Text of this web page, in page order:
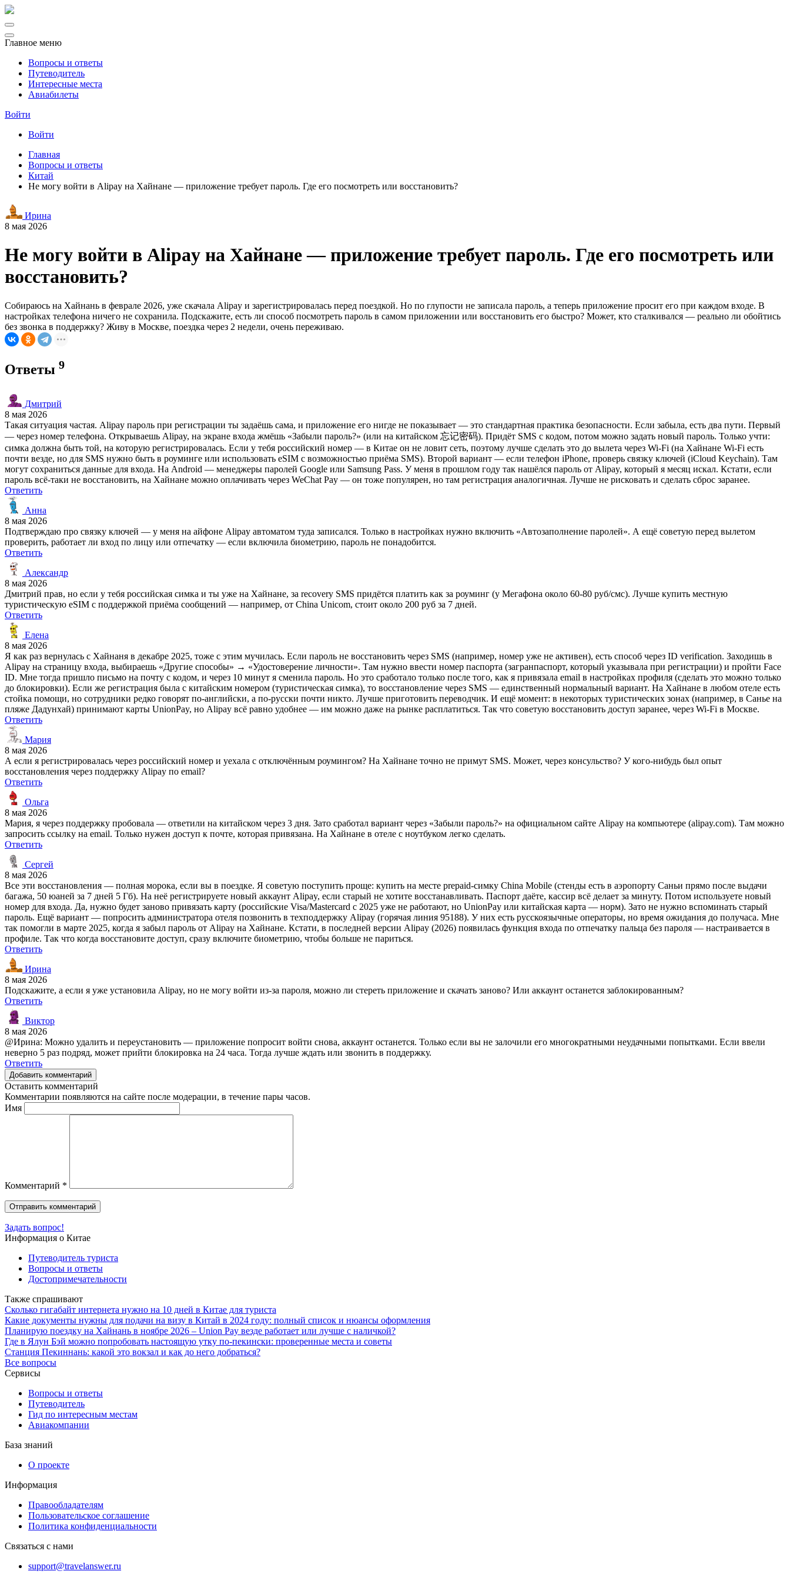
Главное меню
Вопросы и ответы
Путеводитель
Интересные места
Авиабилеты
Войти
Войти
Главная
Вопросы и ответы
Китай
Не могу войти в Alipay на Хайнане — приложение требует пароль. Где его посмотреть или восстановить?
Ирина
8 мая 2026
Не могу войти в Alipay на Хайнане — приложение требует пароль. Где его посмотреть или
восстановить?
Собираюсь на Хайнань в феврале 2026, уже скачала Alipay и зарегистрировалась перед поездкой. Но по глупости не записала пароль, а теперь приложение просит его при каждом входе. В
настройках телефона ничего не сохранила. Подскажите, есть ли способ посмотреть пароль в самом приложении или восстановить его быстро? Может, кто сталкивался — реально ли обойтись
без звонка в поддержку? Живу в Москве, поездка через 2 недели, очень переживаю.
Ответы 9
Дмитрий
8 мая 2026
Такая ситуация частая. Alipay пароль при регистрации ты задаёшь сама, и приложение его нигде не показывает — это стандартная практика безопасности. Если забыла, есть два пути. Первый
— через номер телефона. Открываешь Alipay, на экране входа жмёшь «Забыли пароль?» (или на китайском 忘记密码). Придёт SMS с кодом, потом можно задать новый пароль. Только учти:
симка должна быть той, на которую регистрировалась. Если у тебя российский номер — в Китае он не ловит сеть, поэтому лучше сделать это до вылета через Wi-Fi (на Хайнане Wi-Fi есть
почти везде, но для SMS нужно быть в роуминге или использовать eSIM с возможностью приёма SMS). Второй вариант — если телефон iPhone, проверь связку ключей (iCloud Keychain). Там
могут сохраниться данные для входа. На Android — менеджеры паролей Google или Samsung Pass. У меня в прошлом году так нашёлся пароль от Alipay, который я месяц искал. Кстати, если
пароль всё-таки не восстановить, на Хайнане можно оплачивать через WeChat Pay — он тоже популярен, но там регистрация аналогичная. Лучше не рисковать и сделать сброс заранее.
Ответить
Анна
8 мая 2026
Подтверждаю про связку ключей — у меня на айфоне Alipay автоматом туда записался. Только в настройках нужно включить «Автозаполнение паролей». А ещё советую перед вылетом
проверить, работает ли вход по лицу или отпечатку — если включила биометрию, пароль не понадобится.
Ответить
Александр
8 мая 2026
Дмитрий прав, но если у тебя российская симка и ты уже на Хайнане, за recovery SMS придётся платить как за роуминг (у Мегафона около 60-80 руб/смс). Лучше купить местную
туристическую eSIM с поддержкой приёма сообщений — например, от China Unicom, стоит около 200 руб за 7 дней.
Ответить
Елена
8 мая 2026
Я как раз вернулась с Хайнаня в декабре 2025, тоже с этим мучилась. Если пароль не восстановить через SMS (например, номер уже не активен), есть способ через ID verification. Заходишь в
Alipay на страницу входа, выбираешь «Другие способы» → «Удостоверение личности». Там нужно ввести номер паспорта (загранпаспорт, который указывала при регистрации) и пройти Face
ID. Мне тогда пришло письмо на почту с кодом, и через 10 минут я сменила пароль. Но это сработало только после того, как я привязала email в настройках профиля (сделать это можно только
до блокировки). Если же регистрация была с китайским номером (туристическая симка), то восстановление через SMS — единственный нормальный вариант. На Хайнане в любом отеле есть
стойка помощи, но сотрудники редко говорят по-английски, а по-русски почти никто. Лучше приготовить переводчик. И ещё момент: в некоторых туристических зонах (например, в Санье на
пляже Дадунхай) принимают карты UnionPay, но Alipay всё равно удобнее — им можно даже на рынке расплатиться. Так что советую восстановить доступ заранее, через Wi-Fi в Москве.
Ответить
Мария
8 мая 2026
А если я регистрировалась через российский номер и уехала с отключённым роумингом? На Хайнане точно не примут SMS. Может, через консульство? У кого-нибудь был опыт
восстановления через поддержку Alipay по email?
Ответить
Ольга
8 мая 2026
Мария, я через поддержку пробовала — ответили на китайском через 3 дня. Зато сработал вариант через «Забыли пароль?» на официальном сайте Alipay на компьютере (alipay.com). Там можно
запросить ссылку на email. Только нужен доступ к почте, которая привязана. На Хайнане в отеле с ноутбуком легко сделать.
Ответить
Сергей
8 мая 2026
Все эти восстановления — полная морока, если вы в поездке. Я советую поступить проще: купить на месте prepaid-симку China Mobile (стенды есть в аэропорту Саньи прямо после выдачи
багажа, 50 юаней за 7 дней 5 Гб). На неё регистрируете новый аккаунт Alipay, если старый не хотите восстанавливать. Паспорт даёте, кассир всё делает за минуту. Потом используете новый
номер для входа. Да, нужно будет заново привязать карту (российские Visa/Mastercard с 2025 уже не работают, но UnionPay или китайская карта — норм). Зато не нужно вспоминать старый
пароль. Ещё вариант — попросить администратора отеля позвонить в техподдержку Alipay (горячая линия 95188). У них есть русскоязычные операторы, но время ожидания до получаса. Мне
так помогли в марте 2025, когда я забыл пароль от Alipay на Хайнане. Кстати, в последней версии Alipay (2026) появилась функция входа по отпечатку пальца без пароля — настраивается в
профиле. Так что когда восстановите доступ, сразу включите биометрию, чтобы больше не париться.
Ответить
Ирина
8 мая 2026
Подскажите, а если я уже установила Alipay, но не могу войти из-за пароля, можно ли стереть приложение и скачать заново? Или аккаунт останется заблокированным?
Ответить
Виктор
8 мая 2026
@Ирина: Можно удалить и переустановить — приложение попросит войти снова, аккаунт останется. Только если вы не залочили его многократными неудачными попытками. Если ввели
неверно 5 раз подряд, может прийти блокировка на 24 часа. Тогда лучше ждать или звонить в поддержку.
Ответить
Добавить комментарий
Оставить комментарий
Комментарии появляются на сайте после модерации, в течение пары часов.
Имя
Комментарий *
Задать вопрос!
Информация о Китае
Путеводитель туриста
Вопросы и ответы
Достопримечательности
Также спрашивают
Сколько гигабайт интернета нужно на 10 дней в Китае для туриста
Какие документы нужны для подачи на визу в Китай в 2024 году: полный список и нюансы оформления
Планирую поездку на Хайнань в ноябре 2026 – Union Pay везде работает или лучше с наличкой?
Где в Ялун Бэй можно попробовать настоящую утку по-пекински: проверенные места и советы
Станция Пекиннань: какой это вокзал и как до него добраться?
Все вопросы
Сервисы
Вопросы и ответы
Путеводитель
Гид по интересным местам
Авиакомпании
База знаний
О проекте
Информация
Правообладателям
Пользовательское соглашение
Политика конфиденциальности
Связаться с нами
support@travelanswer.ru